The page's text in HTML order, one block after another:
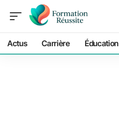
Actus Carrière Éducation